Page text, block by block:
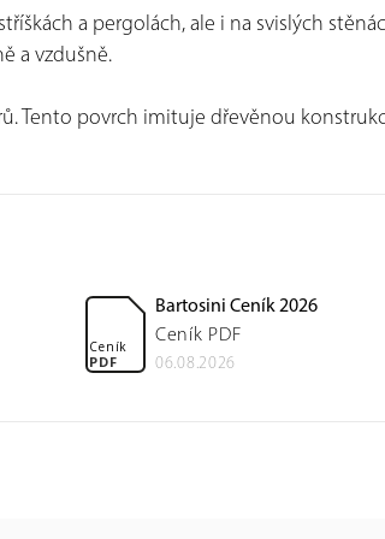
a pergolách, ale i na svislých
a vzdušně.
Tento povrch imituje dřevěnou
Ceník
PDF
Bartosini Ceník 2026
Ceník PDF
06.08.2026